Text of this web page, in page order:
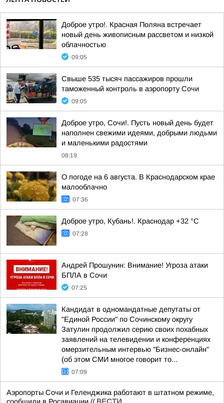
Доброе утро!. Красная Поляна встречает
новый день живописным рассветом и низкой
облачностью
09:05
Свыше 535 тысяч пассажиров прошли
таможенный контроль в аэропорту Сочи
09:05
Доброе утро, Сочи!. Пусть новый день будет
наполнен свежими идеями, добрыми людьми
и маленькими радостями
08:19
О погоде на 6 августа. В Краснодарском крае
малооблачно
07:36
Доброе утро, Кубань!. Краснодар +32 °С
07:28
Андрей Прошунин: Внимание! Угроза атаки
БПЛА в Сочи
07:25
Кандидат в одномандатные депутаты от
"Единой России" по Сочинскому округу
Затулин продолжил серию своих похабных
заявлений на телевидении и конференциях
омерзительным интервью "Бизнес-онлайн"
(об этом СМИ многое говорит то...
07:09
Аэропорты Сочи и Геленджика работают в штатном режиме,